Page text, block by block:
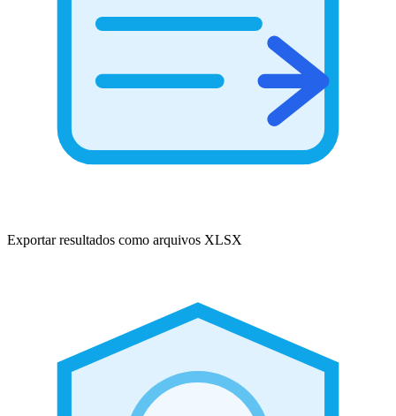
Exportar resultados como arquivos XLSX